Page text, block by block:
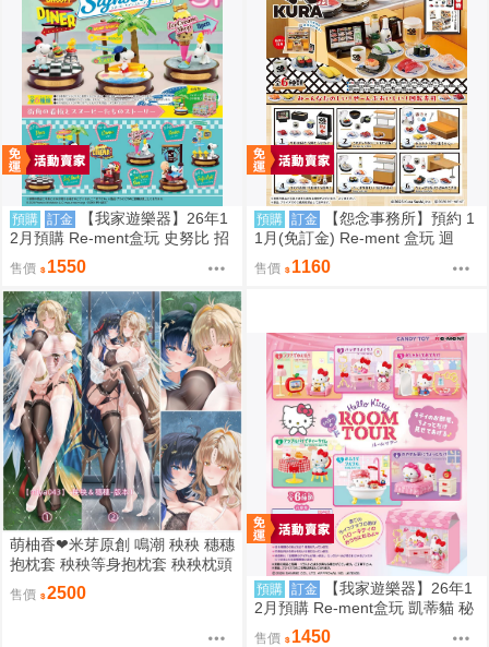
預購 訂金
【我家遊樂器】26年1
2月預購 Re-ment盒玩 史努比 招
牌景觀
售價 1550
預購 訂金
【怨念事務所】預約 1
1月(免訂金) Re-ment 盒玩 迴
轉、幸福的一盤 藏壽司 中盒6入
0823
售價 1160
萌柚香❤米芽原創 鳴潮 秧秧 穗穗
抱枕套 秧秧等身抱枕套 秧秧枕頭
套 穗穗枕套 動漫等身抱枕套
售價 2500 預購 訂金
【我家遊樂器】26年1
2月預購 Re-ment盒玩 凱蒂貓 秘
密房間之旅
售價 1450